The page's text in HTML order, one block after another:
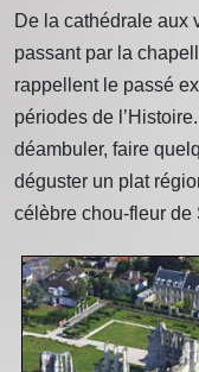
De la cathédrale aux
passant par la
rappellent le passé
périodes de
déambuler, faire
déguster un plat
célèbre chou-fleur de